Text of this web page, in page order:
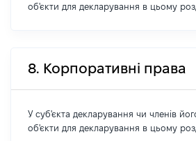
об'єкти для декларування в цьому
8. Корпоративні права
У суб'єкта декларування чи членів його
об'єкти для декларування в цьому